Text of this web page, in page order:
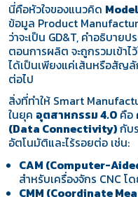
นี่คือหัวใจของแนวคิด
ข้อมูล Product
ว่าจะเป็น GD&T, คำอธิบา
ตอนการผลิต จะถูกรวมเข้า
ได้เป็นเพียงแค่เส้นหรือสัญ
ต่อไป
สิ่งที่ทำให้ Smart
ในยุค อุตสาหกรรม 4.0คือ
(Data Connectivity)กับ
อัตโนมัติและไร้รอยต่อ เช่น:
CAM (Computer-
สำหรับเครื่องจักร CNC
CMM (Coordinate